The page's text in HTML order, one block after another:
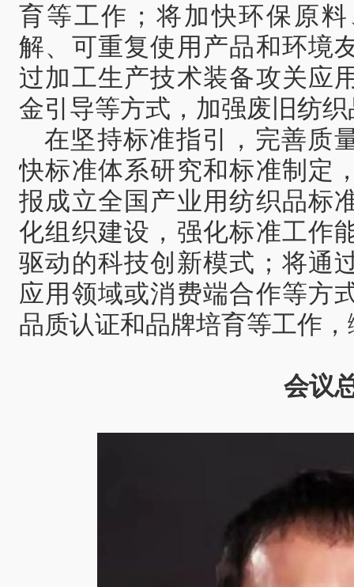
育等工作；将加快环保原
解、可重复使用产品和环境
过加工生产技术装备攻关应
金引导等方式，加强废旧纺
在坚持标准指引，完善质
快标准体系研究和标准制定
报成立全国产业用纺织品标
化组织建设，强化标准工作
驱动的科技创新模式；将通
应用领域或消费端合作等方
品质认证和品牌培育等工作
会议